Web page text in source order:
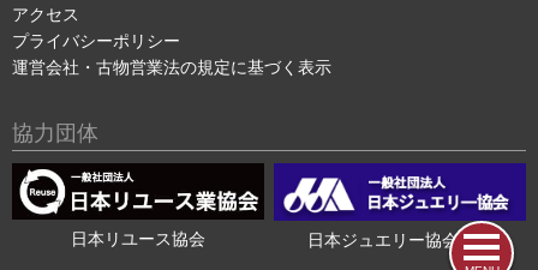
アクセス
プライバシーポリシー
運営会社・古物営業法の規定に基づく表示
協力団体
日本リユース協会 日本ジュエリー協会会員